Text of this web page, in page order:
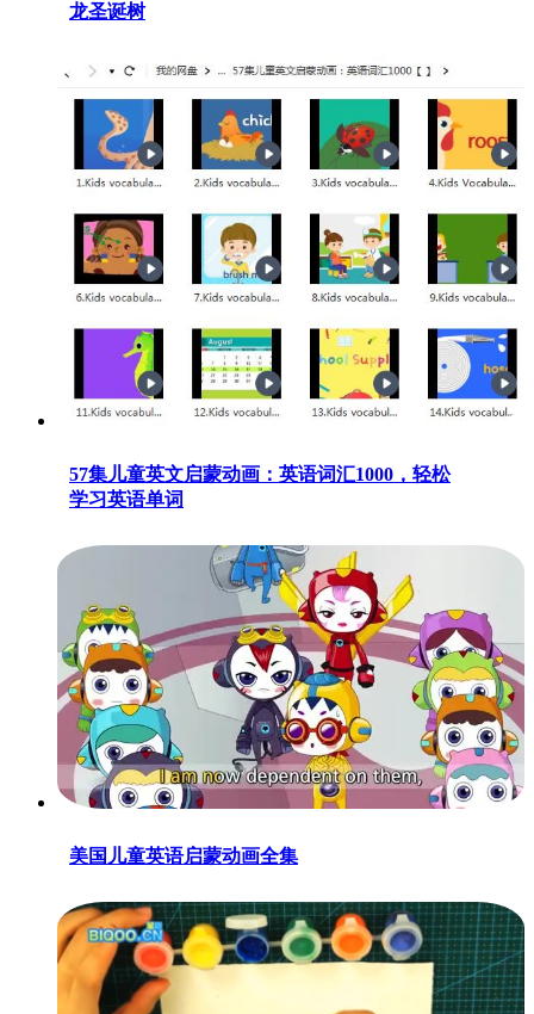
龙圣诞树
57集儿童英文启蒙动画：英语词汇1000，轻松
学习英语单词
美国儿童英语启蒙动画全集